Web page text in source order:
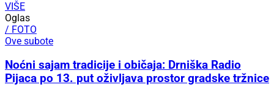
VIŠE
Oglas
/ FOTO
Ove subote
Noćni sajam tradicije i običaja: Drniška Radio
Pijaca po 13. put oživljava prostor gradske tržnice